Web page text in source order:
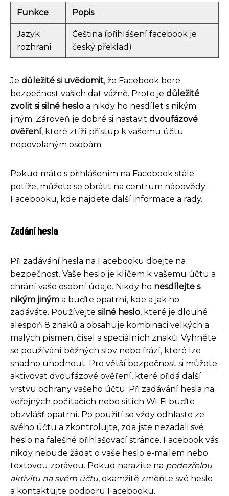
Funkce Popis
Jazyk
rozhraní
Čeština (přihlášení facebook je
český překlad)
Je důležité si uvědomit, že Facebook bere
bezpečnost vašich dat vážně. Proto je důležité
zvolit si silné heslo a nikdy ho nesdílet s nikým
jiným. Zároveň je dobré si nastavit dvoufázové
ověření, které ztíží přístup k vašemu účtu
nepovolaným osobám.
Pokud máte s přihlášením na Facebook stále
potíže, můžete se obrátit na centrum nápovědy
Facebooku, kde najdete další informace a rady.
Zadání hesla
Při zadávání hesla na Facebooku dbejte na
bezpečnost. Vaše heslo je klíčem k vašemu účtu a
chrání vaše osobní údaje. Nikdy ho nesdílejte s
nikým jiným a buďte opatrní, kde a jak ho
zadáváte. Používejte silné heslo, které je dlouhé
alespoň 8 znaků a obsahuje kombinaci velkých a
malých písmen, čísel a speciálních znaků. Vyhněte
se používání běžných slov nebo frází, které lze
snadno uhodnout. Pro větší bezpečnost si můžete
aktivovat dvoufázové ověření, které přidá další
vrstvu ochrany vašeho účtu. Při zadávání hesla na
veřejných počítačích nebo sítích Wi-Fi buďte
obzvlášť opatrní. Po použití se vždy odhlaste ze
svého účtu a zkontrolujte, zda jste nezadali své
heslo na falešné přihlašovací stránce. Facebook vás
nikdy nebude žádat o vaše heslo e-mailem nebo
textovou zprávou. Pokud narazíte na podezřelou
aktivitu na svém účtu, okamžitě změňte své heslo
a kontaktujte podporu Facebooku.